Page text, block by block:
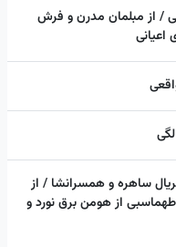
/ از مبلمان مدرن و فرش
اعیانی
ساهره و همسرانشا / از
از هومن برق نورد و